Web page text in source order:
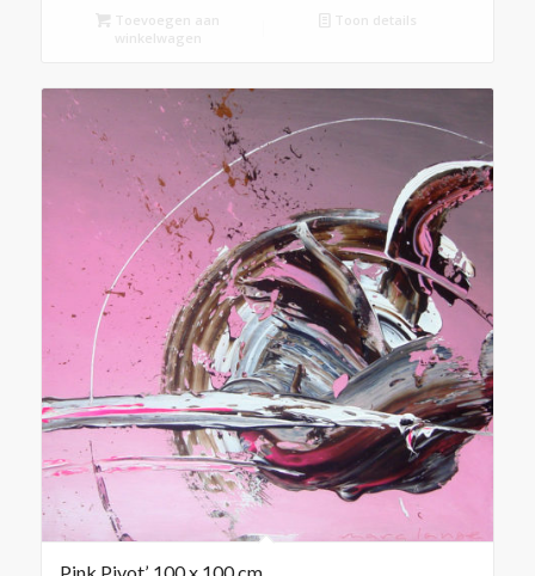
Toevoegen aan
winkelwagen
Toon details
Pink Pivot’, 100 x 100 cm